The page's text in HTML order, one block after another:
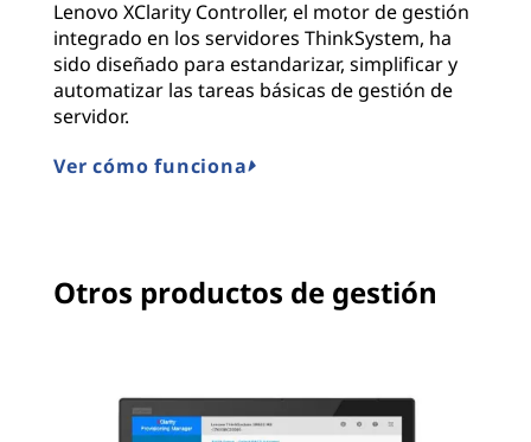
Lenovo XClarity Controller, el motor de gestión
integrado en los servidores ThinkSystem, ha
sido diseñado para estandarizar, simplificar y
automatizar las tareas básicas de gestión de
servidor.
Ver cómo funciona
Otros productos de gestión